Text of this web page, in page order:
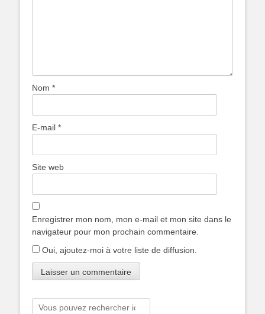
Nom *
E-mail *
Site web
Enregistrer mon nom, mon e-mail et mon site dans le
navigateur pour mon prochain commentaire.
Oui, ajoutez-moi à votre liste de diffusion.
Rechercher :